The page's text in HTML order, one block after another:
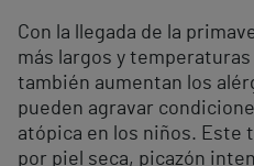
Con la llegada de la
más largos y
también aumentan los
pueden agravar
atópica en los niños. Este
por piel seca, picazón